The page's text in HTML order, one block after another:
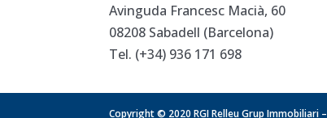
Avinguda Francesc Macià, 60
08208 Sabadell (Barcelona)
Tel. (+34) 936 171 698
Copyright © 2020 RGI Relleu Grup Immobiliari –